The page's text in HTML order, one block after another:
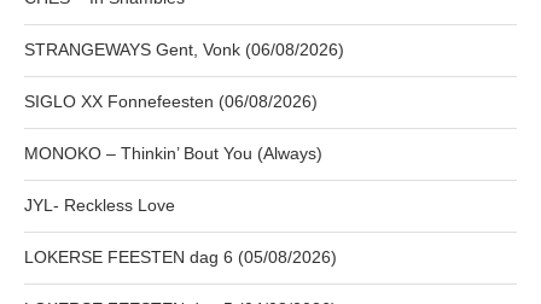
STRANGEWAYS Gent, Vonk (06/08/2026)
SIGLO XX Fonnefeesten (06/08/2026)
MONOKO – Thinkin’ Bout You (Always)
JYL- Reckless Love
LOKERSE FEESTEN dag 6 (05/08/2026)